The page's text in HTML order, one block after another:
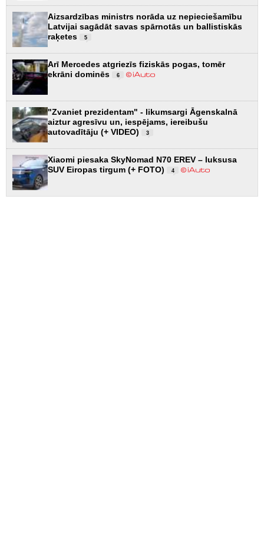
Aizsardzības ministrs norāda uz nepieciešamību
Latvijai sagādāt savas spārnotās un ballistiskās
raķetes
5
Arī Mercedes atgriezīs fiziskās pogas, tomēr
ekrāni dominēs
6
"Zvaniet prezidentam" - likumsargi Āgenskalnā
aiztur agresīvu un, iespējams, iereibušu
autovadītāju (+ VIDEO)
3
Xiaomi piesaka SkyNomad N70 EREV – luksusa
SUV Eiropas tirgum (+ FOTO)
4